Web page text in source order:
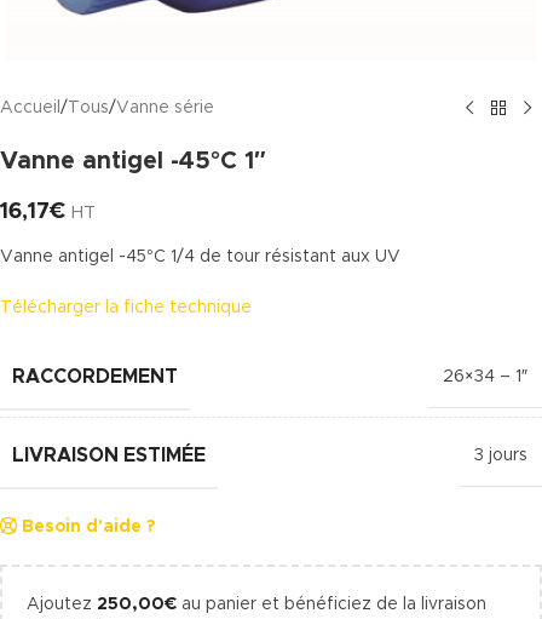
Accueil / Tous/Vanne série
Vanne antigel -45°C 1″
16,17€ HT
Vanne antigel -45°C 1/4 de tour résistant aux UV
Télécharger la fiche technique
RACCORDEMENT 26×34 – 1″
LIVRAISON ESTIMÉE 3 jours
Besoin d'aide ?
Ajoutez 250,00€ au panier et bénéficiez de la livraison